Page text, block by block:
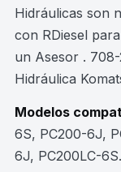
Hidráulicas son
con RDiesel
un Asesor .
Hidráulica
Modelos
6S, PC200-6J,
6J, PC200LC-6S.